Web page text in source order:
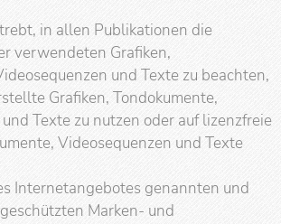
in allen Publikationen die
verwendeten Grafiken,
und Texte zu beachten,
Grafiken, Tondokumente,
Texte zu nutzen oder auf lizenzfreie
Videosequenzen und Texte
Internetangebotes genannten und
Marken- und